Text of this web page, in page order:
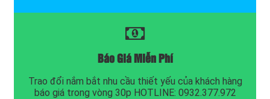
Báo Giá Miễn Phí
Trao đổi nắm bắt nhu cầu thiết yếu của khách hàng
báo giá trong vòng 30p HOTLINE: 0932.377.972